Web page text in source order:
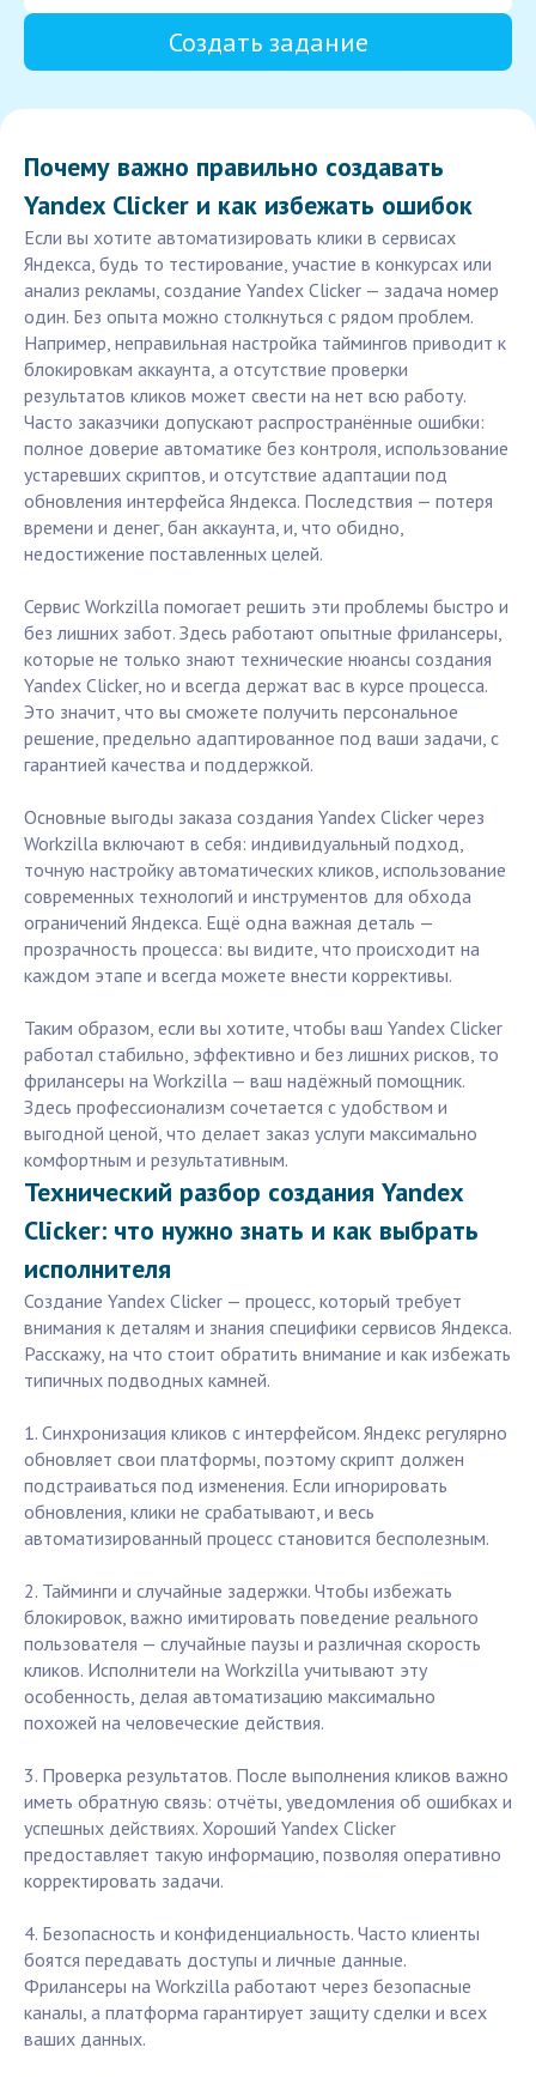
Создать задание
Почему важно правильно создавать
Yandex Clicker и как избежать ошибок
Если вы хотите автоматизировать клики в сервисах
Яндекса, будь то тестирование, участие в конкурсах или
анализ рекламы, создание Yandex Clicker — задача номер
один. Без опыта можно столкнуться с рядом проблем.
Например, неправильная настройка таймингов приводит к
блокировкам аккаунта, а отсутствие проверки
результатов кликов может свести на нет всю работу.
Часто заказчики допускают распространённые ошибки:
полное доверие автоматике без контроля, использование
устаревших скриптов, и отсутствие адаптации под
обновления интерфейса Яндекса. Последствия — потеря
времени и денег, бан аккаунта, и, что обидно,
недостижение поставленных целей.
Сервис Workzilla помогает решить эти проблемы быстро и
без лишних забот. Здесь работают опытные фрилансеры,
которые не только знают технические нюансы создания
Yandex Clicker, но и всегда держат вас в курсе процесса.
Это значит, что вы сможете получить персональное
решение, предельно адаптированное под ваши задачи, с
гарантией качества и поддержкой.
Основные выгоды заказа создания Yandex Clicker через
Workzilla включают в себя: индивидуальный подход,
точную настройку автоматических кликов, использование
современных технологий и инструментов для обхода
ограничений Яндекса. Ещё одна важная деталь —
прозрачность процесса: вы видите, что происходит на
каждом этапе и всегда можете внести коррективы.
Таким образом, если вы хотите, чтобы ваш Yandex Clicker
работал стабильно, эффективно и без лишних рисков, то
фрилансеры на Workzilla — ваш надёжный помощник.
Здесь профессионализм сочетается с удобством и
выгодной ценой, что делает заказ услуги максимально
комфортным и результативным.
Технический разбор создания Yandex
Clicker: что нужно знать и как выбрать
исполнителя
Создание Yandex Clicker — процесс, который требует
внимания к деталям и знания специфики сервисов Яндекса.
Расскажу, на что стоит обратить внимание и как избежать
типичных подводных камней.
1. Синхронизация кликов с интерфейсом. Яндекс регулярно
обновляет свои платформы, поэтому скрипт должен
подстраиваться под изменения. Если игнорировать
обновления, клики не срабатывают, и весь
автоматизированный процесс становится бесполезным.
2. Тайминги и случайные задержки. Чтобы избежать
блокировок, важно имитировать поведение реального
пользователя — случайные паузы и различная скорость
кликов. Исполнители на Workzilla учитывают эту
особенность, делая автоматизацию максимально
похожей на человеческие действия.
3. Проверка результатов. После выполнения кликов важно
иметь обратную связь: отчёты, уведомления об ошибках и
успешных действиях. Хороший Yandex Clicker
предоставляет такую информацию, позволяя оперативно
корректировать задачи.
4. Безопасность и конфиденциальность. Часто клиенты
боятся передавать доступы и личные данные.
Фрилансеры на Workzilla работают через безопасные
каналы, а платформа гарантирует защиту сделки и всех
ваших данных.